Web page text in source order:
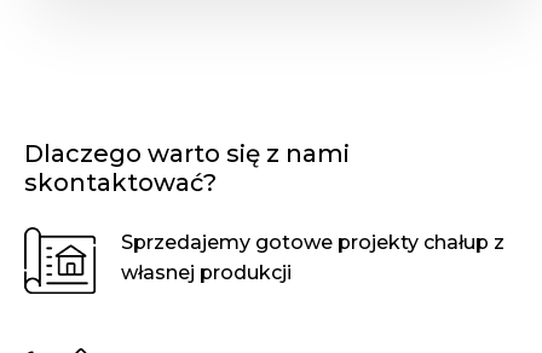
Dlaczego warto się z nami
skontaktować?
Sprzedajemy gotowe projekty chałup z
własnej produkcji